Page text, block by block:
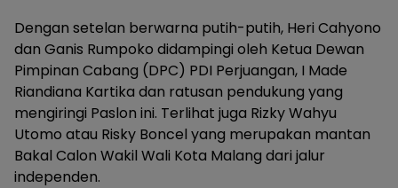
Dengan setelan berwarna putih-putih, Heri Cahyono
dan Ganis Rumpoko didampingi oleh Ketua Dewan
Pimpinan Cabang (DPC) PDI Perjuangan, I Made
Riandiana Kartika dan ratusan pendukung yang
mengiringi Paslon ini. Terlihat juga Rizky Wahyu
Utomo atau Risky Boncel yang merupakan mantan
Bakal Calon Wakil Wali Kota Malang dari jalur
independen.